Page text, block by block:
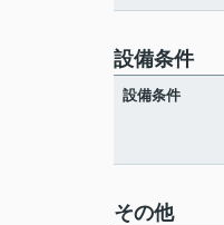
設備条件
設備条件
その他